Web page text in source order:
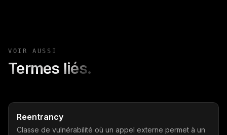
VOIR AUSSI
Termes liés.
Reentrancy
Classe de vulnérabilité où un appel externe permet à un